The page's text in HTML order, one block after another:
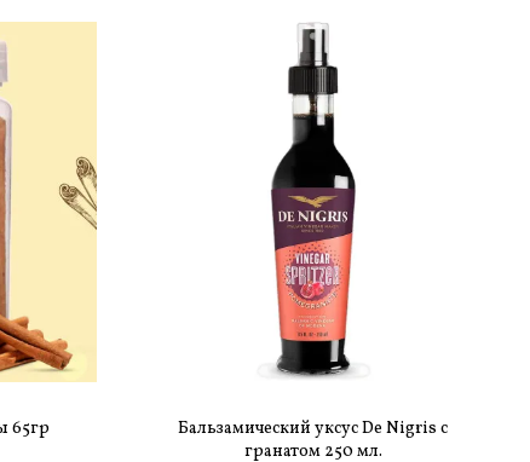
65гр
Бальзамический уксус De Nigris с
гранатом 250 мл.